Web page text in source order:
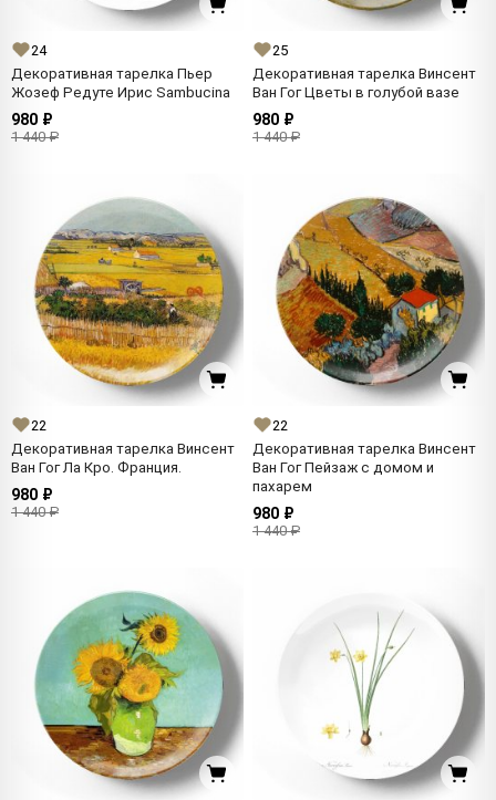
24
Декоративная тарелка Пьер
Жозеф Редуте Ирис Sambucina
980 ₽
1 440 ₽
25
Декоративная тарелка Винсент
Ван Гог Цветы в голубой вазе
980 ₽
1 440 ₽
22
Декоративная тарелка Винсент
Ван Гог Ла Кро. Франция.
980 ₽
1 440 ₽
22
Декоративная тарелка Винсент
Ван Гог Пейзаж с домом и
пахарем
980 ₽
1 440 ₽